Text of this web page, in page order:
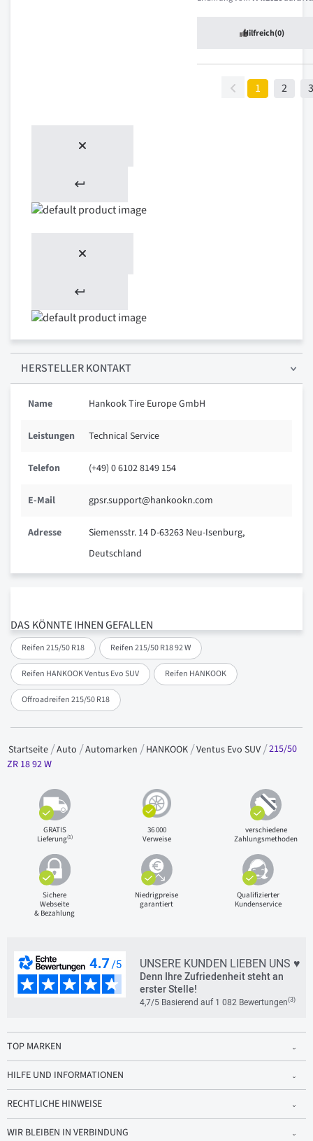
DAS KÖNNTE IHNEN GEFALLEN
Reifen 215/50 R18 Reifen 215/50 R18 92 W
Reifen HANKOOK Ventus Evo SUV Reifen HANKOOK
Offroadreifen 215/50 R18
Hilfreich(0)
1 2 3
HERSTELLER KONTAKT
Name Hankook Tire Europe GmbH
Leistungen Technical Service
Telefon (+49) 0 6102 8149 154
E-Mail gpsr.support@hankookn.com
Adresse
Siemensstr. 14 D-63263 Neu-Isenburg,
Deutschland
Startseite Auto Automarken HANKOOK Ventus Evo SUV 215/50
ZR 18 92 W
GRATIS
Lieferung(1)
36 000
Verweise
verschiedene
Zahlungsmethoden
Sichere
Webseite
& Bezahlung
Niedrigpreise
garantiert
Qualifizierter
Kundenservice
UNSERE KUNDEN LIEBEN UNS ♥
Denn Ihre Zufriedenheit steht an
erster Stelle!
4,7/5 Basierend auf 1 082 Bewertungen(3)
TOP MARKEN
HILFE UND INFORMATIONEN
RECHTLICHE HINWEISE
WIR BLEIBEN IN VERBINDUNG